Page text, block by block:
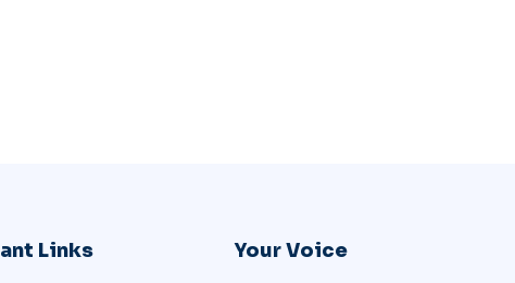
Links Your Voice